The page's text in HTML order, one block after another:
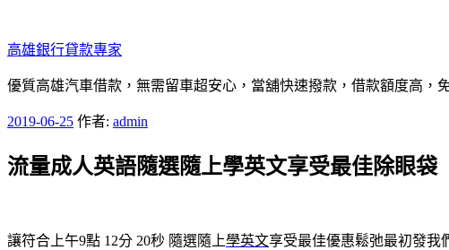
至
主
要
容
高雄銀行貸款專家
優質高雄汽車借款，無需留車超安心，當舖快速撥款，借款額度高，
發
於
2019-06-25 作者: admin
流量成人英語隨選隨上學英文享受最佳除眼袋
讓符合上午9點 12分 20秒 隨選隨上學英文享受最佳優惠鬆弛最初發我